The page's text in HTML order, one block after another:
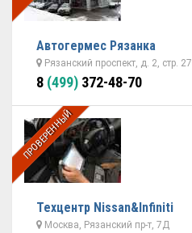
Автогермес Рязанка
Рязанский проспект, д. 2, стр. 27
8 (499) 372-48-70
ПРОВЕРЕННЫЙ
Техцентр Nissan&Infiniti
Москва, Рязанский пр-т, 7Д